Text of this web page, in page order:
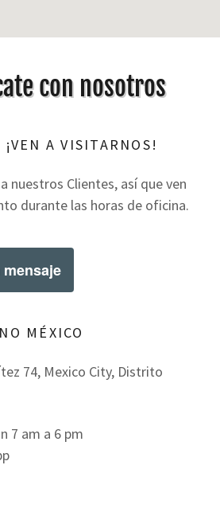
con nosotros
A VISITARNOS!
nuestros Clientes, así que ven
durante las horas de oficina.
MÉXICO
74, Mexico City, Distrito
7 am a 6 pm